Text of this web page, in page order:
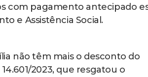
com pagamento antecipado
e Assistência Social.
não têm mais o desconto do
2023, que resgatou o